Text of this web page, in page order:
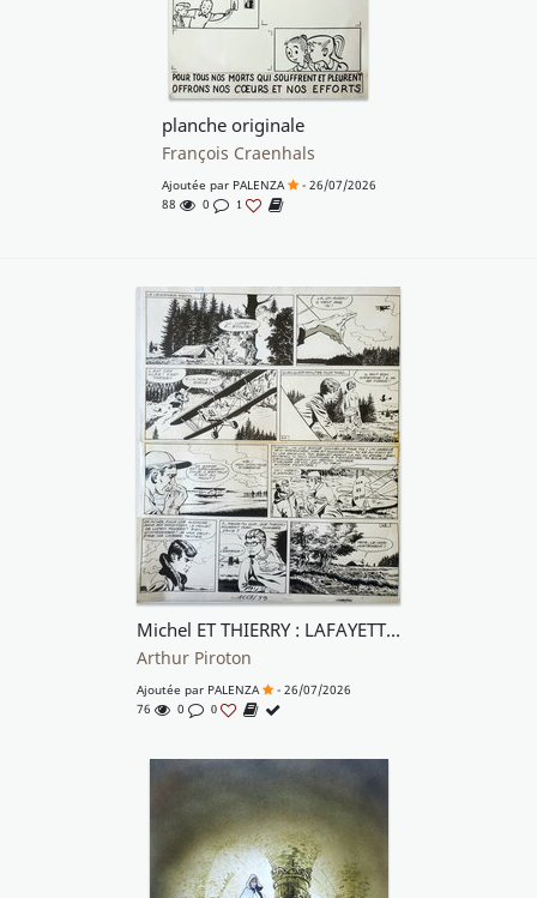
planche originale
François Craenhals
Ajoutée par PALENZA
- 26/07/2026
88
0 1
Michel ET THIERRY : LAFAYETTE NOUS VOICI
Arthur Piroton
Ajoutée par PALENZA
- 26/07/2026
76
0 0